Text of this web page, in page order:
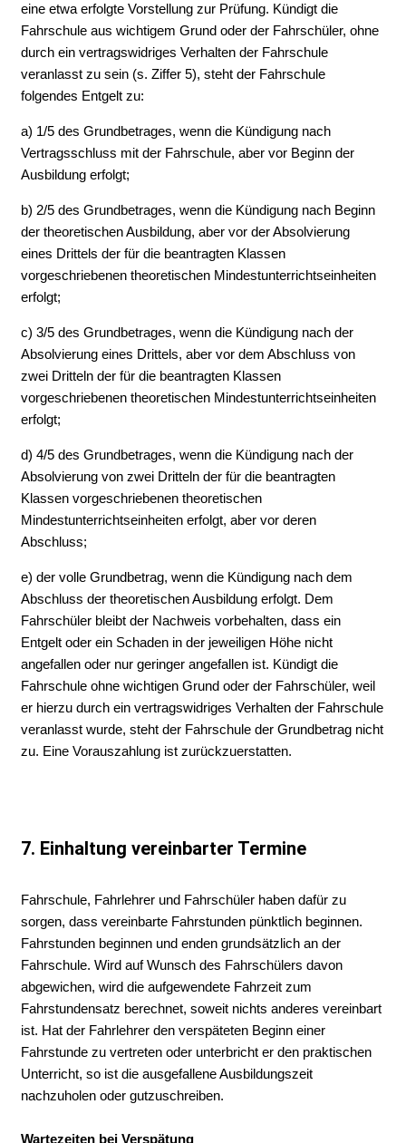
eine etwa erfolgte Vorstellung zur Prüfung. Kündigt die
Fahrschule aus wichtigem Grund oder der Fahrschüler, ohne
durch ein vertragswidriges Verhalten der Fahrschule
veranlasst zu sein (s. Ziffer 5), steht der Fahrschule
folgendes Entgelt zu:
a) 1/5 des Grundbetrages, wenn die Kündigung nach
Vertragsschluss mit der Fahrschule, aber vor Beginn der
Ausbildung erfolgt;
b) 2/5 des Grundbetrages, wenn die Kündigung nach Beginn
der theoretischen Ausbildung, aber vor der Absolvierung
eines Drittels der für die beantragten Klassen
vorgeschriebenen theoretischen Mindestunterrichtseinheiten
erfolgt;
c) 3/5 des Grundbetrages, wenn die Kündigung nach der
Absolvierung eines Drittels, aber vor dem Abschluss von
zwei Dritteln der für die beantragten Klassen
vorgeschriebenen theoretischen Mindestunterrichtseinheiten
erfolgt;
d) 4/5 des Grundbetrages, wenn die Kündigung nach der
Absolvierung von zwei Dritteln der für die beantragten
Klassen vorgeschriebenen theoretischen
Mindestunterrichtseinheiten erfolgt, aber vor deren
Abschluss;
e) der volle Grundbetrag, wenn die Kündigung nach dem
Abschluss der theoretischen Ausbildung erfolgt. Dem
Fahrschüler bleibt der Nachweis vorbehalten, dass ein
Entgelt oder ein Schaden in der jeweiligen Höhe nicht
angefallen oder nur geringer angefallen ist. Kündigt die
Fahrschule ohne wichtigen Grund oder der Fahrschüler, weil
er hierzu durch ein vertragswidriges Verhalten der Fahrschule
veranlasst wurde, steht der Fahrschule der Grundbetrag nicht
zu. Eine Vorauszahlung ist zurückzuerstatten.
7. Einhaltung vereinbarter Termine
Fahrschule, Fahrlehrer und Fahrschüler haben dafür zu
sorgen, dass vereinbarte Fahrstunden pünktlich beginnen.
Fahrstunden beginnen und enden grundsätzlich an der
Fahrschule. Wird auf Wunsch des Fahrschülers davon
abgewichen, wird die aufgewendete Fahrzeit zum
Fahrstundensatz berechnet, soweit nichts anderes vereinbart
ist. Hat der Fahrlehrer den verspäteten Beginn einer
Fahrstunde zu vertreten oder unterbricht er den praktischen
Unterricht, so ist die ausgefallene Ausbildungszeit
nachzuholen oder gutzuschreiben.
Wartezeiten bei Verspätung